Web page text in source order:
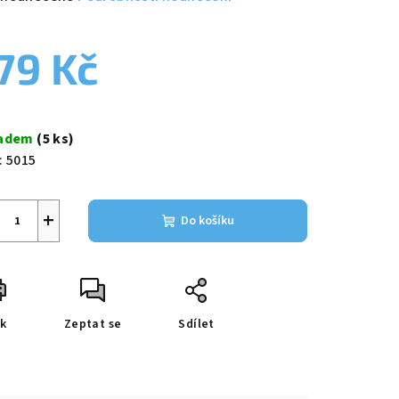
Kč
(5 ks)
5015
+ Do košíku
Zeptat se Sdílet